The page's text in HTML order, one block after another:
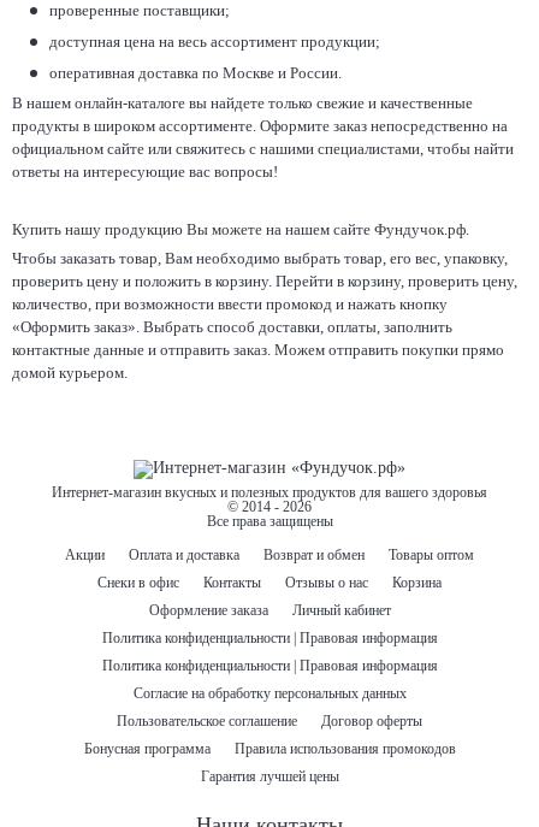
проверенные поставщики;
доступная цена на весь ассортимент продукции;
оперативная доставка по Москве и России.
В нашем онлайн-каталоге вы найдете только свежие и качественные
продукты в широком ассортименте. Оформите заказ непосредственно на
официальном сайте или свяжитесь с нашими специалистами, чтобы найти
ответы на интересующие вас вопросы!
Купить нашу продукцию Вы можете на нашем сайте Фундучок.рф.
Чтобы заказать товар, Вам необходимо выбрать товар, его вес, упаковку,
проверить цену и положить в корзину. Перейти в корзину, проверить цену,
количество, при возможности ввести промокод и нажать кнопку
«Оформить заказ». Выбрать способ доставки, оплаты, заполнить
контактные данные и отправить заказ. Можем отправить покупки прямо
домой курьером.
Интернет-магазин вкусных и полезных продуктов для вашего здоровья
© 2014 - 2026
Все права защищены
Акции
Оплата и доставка Возврат и обмен
Товары оптом
Снеки в офис
Контакты Отзывы о нас
Корзина
Оформление заказа
Личный кабинет
Политика конфиденциальности | Правовая информация
Политика конфиденциальности | Правовая информация
Согласие на обработку персональных данных
Пользовательское соглашение
Договор оферты
Бонусная программа
Правила использования промокодов
Гарантия лучшей цены